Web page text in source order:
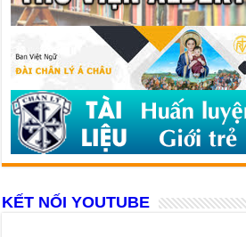
KẾT NỐI YOUTUBE